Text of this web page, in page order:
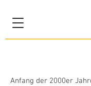
Anfang der 2000er